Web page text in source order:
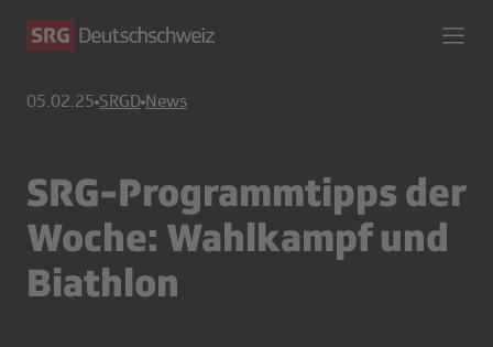
05.02.25 SRGD News
SRG-Programmtipps der
Woche: Wahlkampf und
Biathlon